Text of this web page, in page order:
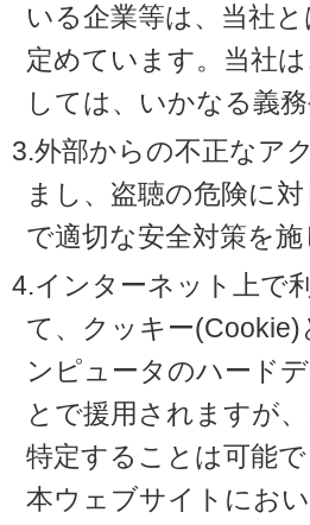
いる企業等は、当社
定めています。当社
しては、いかなる義
3.外部からの不正なア
まし、盗聴の危険に
で適切な安全対策を
4.インターネット上で
て、クッキー
ンピュータのハード
とで援用されますが
特定することは可能
本ウェブサイトにお